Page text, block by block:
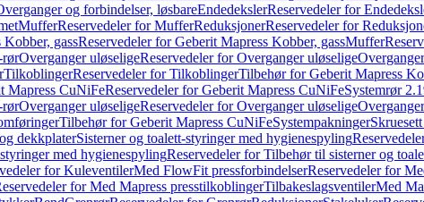
og forbindelser, løsbareEndedekslerReservedeler for
MufferReservedeler for MufferReduksjonerReservedeler for
gassReservedeler for Geberit Mapress Kobber, gassMuffer
rørOverganger uløseligeReservedeler for Overganger uløselige
TilkoblingerReservedeler for TilkoblingerTilbehør for Geberit Mapress
Mapress CuNiFeReservedeler for Geberit Mapress CuNiFeSystemrør
rørOverganger uløseligeReservedeler for Overganger uløselige
Tilbehør for Geberit Mapress CuNiFeSystempakninger
dekkplaterSisterner og toalett-styringer med hygienespyling
med hygienespylingReservedeler for Tilbehør til sisterner og
for KuleventilerMed FlowFit pressforbindelserReservedeler for
for Med Mapress presstilkoblingerTilbakeslagsventilerMed